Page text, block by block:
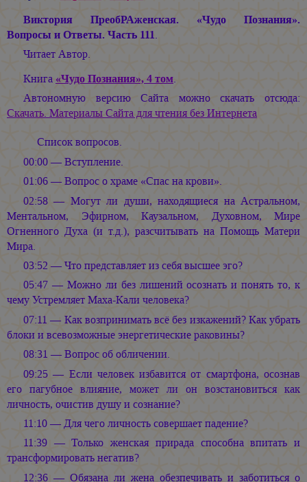
Виктория ПреобРАженская. «Чудо Познания».
Вопросы и Ответы. Часть 111.
Читает Автор.
Книга «Чудо Познания», 4 том.
Автономную версию Сайта можно скачать отсюда:
Скачать. Материалы Сайта для чтения без Интернета
Список вопросов.
00:00 — Вступление.
01:06 — Вопрос о храме «Спас на крови».
02:58 — Могут ли души, находящиеся на Астральном,
Ментальном, Эфирном, Каузальном, Духовном, Мире
Огненного Духа (и т.д.), разсчитывать на Помощь Матери
Мира.
03:52 — Что представляет из себя высшее эго?
05:47 — Можно ли без лишений осознать и понять то, к
чему Устремляет Маха-Кали человека?
07:11 — Как возпринимать всё без изкажений? Как убрать
блоки и всевозможные энергетические раковины?
08:31 — Вопрос об обличении.
09:25 — Если человек избавится от смартфона, осознав
его пагубное влияние, может ли он возстановиться как
личность, очистив душу и сознание?
11:10 — Для чего личность совершает падение?
11:39 — Только женская прирада способна впитать и
трансформировать негатив?
12:36 — Обязана ли жена обезпечивать и заботиться о